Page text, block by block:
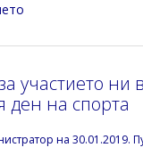
участието ни в
ден на спорта
на 30.01.2019.